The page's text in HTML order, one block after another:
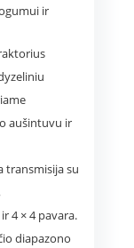
ir
aušintuvu ir
transmisija su
4 × 4 pavara.
diapazono